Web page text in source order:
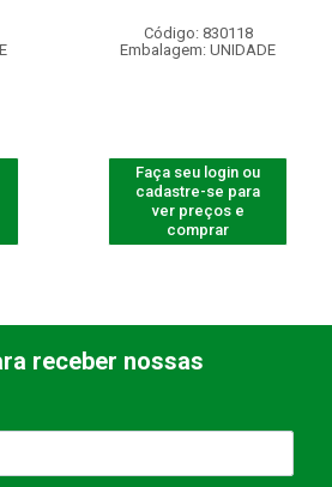
Código: 830118
Embalagem: UNIDADE
Faça seu login ou
cadastre-se para
ver preços e
comprar
receber nossas